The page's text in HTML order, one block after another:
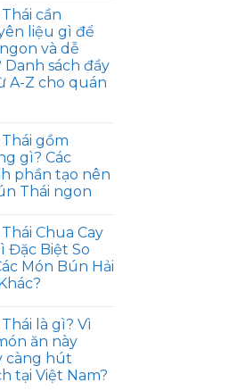
cần
liệu gì để
và dễ
Danh sách đầy
A-Z cho quán
gồm
gì? Các
phần tạo nên
Thái ngon
Chua Cay
Đặc Biệt So
Món Bún Hải
là gì? Vì
ăn này
càng hút
tại Việt Nam?